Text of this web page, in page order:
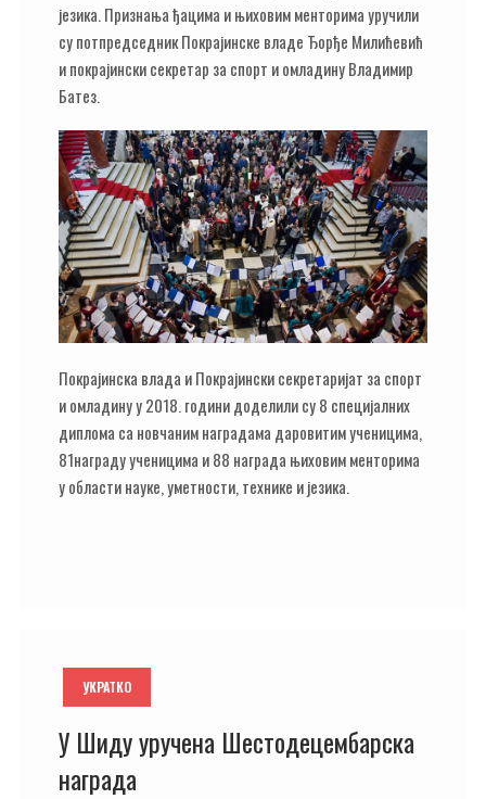
језика. Признања ђацима и њиховим менторима уручили
су потпредседник Покрајинске владе Ђорђе Милићевић
и покрајински секретар за спорт и омладину Владимир
Батез.
Покрајинска влада и Покрајински секретаријат за спорт
и омладину у 2018. години доделили су 8 специјалних
диплома са новчаним наградама даровитим ученицима,
81награду ученицима и 88 награда њиховим менторима
у области науке, уметности, технике и језика.
УКРАТКО
У Шиду уручена Шестодецембарска
награда